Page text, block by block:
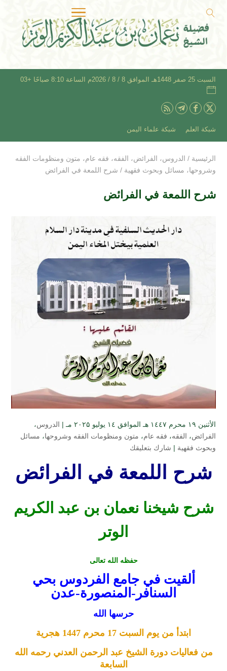
السبت 25 صفر 1448هـ الموافق 8 / 8 / 2026م الساعة 8:10 صباحًا +03
شبكة العلم شبكة علماء اليمن
الرئيسية / الدروس، الفرائض، الفقه، فقه عام، متون ومنظومات الفقه
وشروحها، مسائل وبحوث فقهية / شرح اللمعة في الفرائض
شرح اللمعة في الفرائض
الأثنين ۱۹ محرم ۱٤٤۷ هـ الموافق ۱٤ يوليو ۲۰۲۵ مـ | الدروس،
الفرائض، الفقه، فقه عام، متون ومنظومات الفقه وشروحها، مسائل
وبحوث فقهية | شارك بتعليقك
شرح اللمعة في الفرائض
شرح شيخنا نعمان بن عبد الكريم
الوتر
حفظه الله تعالى
ألقيت في جامع الفردوس بحي
السنافر-المنصورة-عدن
حرسها الله
ابتدأ من يوم السبت 17 محرم 1447 هجرية
من فعاليات دورة الشيخ عبد الرحمن العدني رحمه الله
السابعة